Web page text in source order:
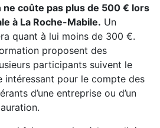
ne coûte pas plus de 500 € lors
à La Roche-Mabile. Un
quant à lui moins de 300 €.
proposent des
participants suivent le
intéressant pour le compte des
d’une entreprise ou d’un